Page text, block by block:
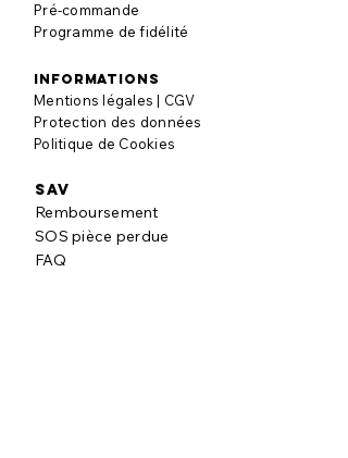
Pré-commande
Programme de fidélité
informations
Mentions légales | CGV
Protection des données
Politique de Cookies
SAV
Remboursement
SOS pièce perdue
FAQ